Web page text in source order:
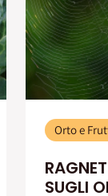
Orto e
SUGLI